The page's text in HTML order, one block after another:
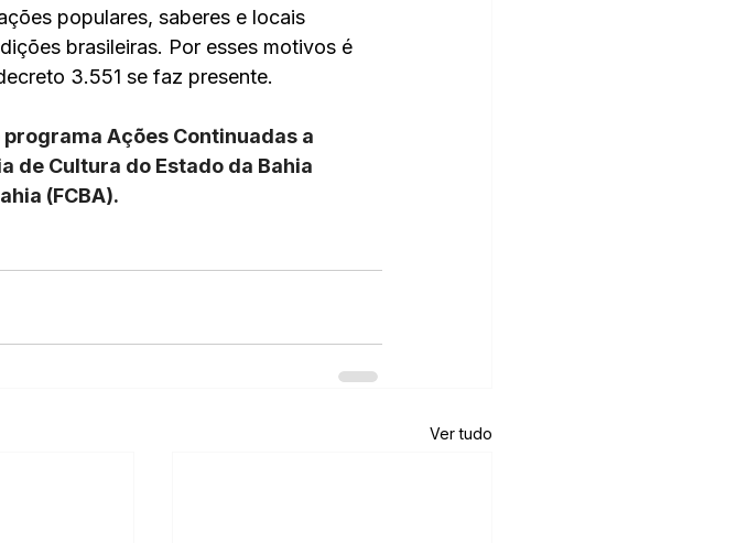
populares, saberes e locais
brasileiras. Por esses motivos é
3.551 se faz presente.
Ações Continuadas a
de Cultura do Estado da Bahia
(FCBA).
Ver tudo